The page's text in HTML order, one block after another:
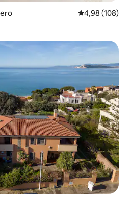
Gemiddelde
4,98 (108)